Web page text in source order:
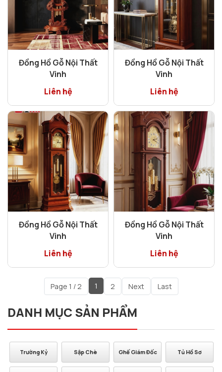
Đồng Hồ Gỗ Nội Thất
Vinh
Liên hệ
Đồng Hồ Gỗ Nội Thất
Vinh
Liên hệ
Đồng Hồ Gỗ Nội Thất
Vinh
Liên hệ
Đồng Hồ Gỗ Nội Thất
Vinh
Liên hệ
Page 1 / 2 1 2 Next Last
DANH MỤC SẢN PHẨM
Trường Kỷ Sập Chè Ghế Giám Đốc Tủ Hồ Sơ